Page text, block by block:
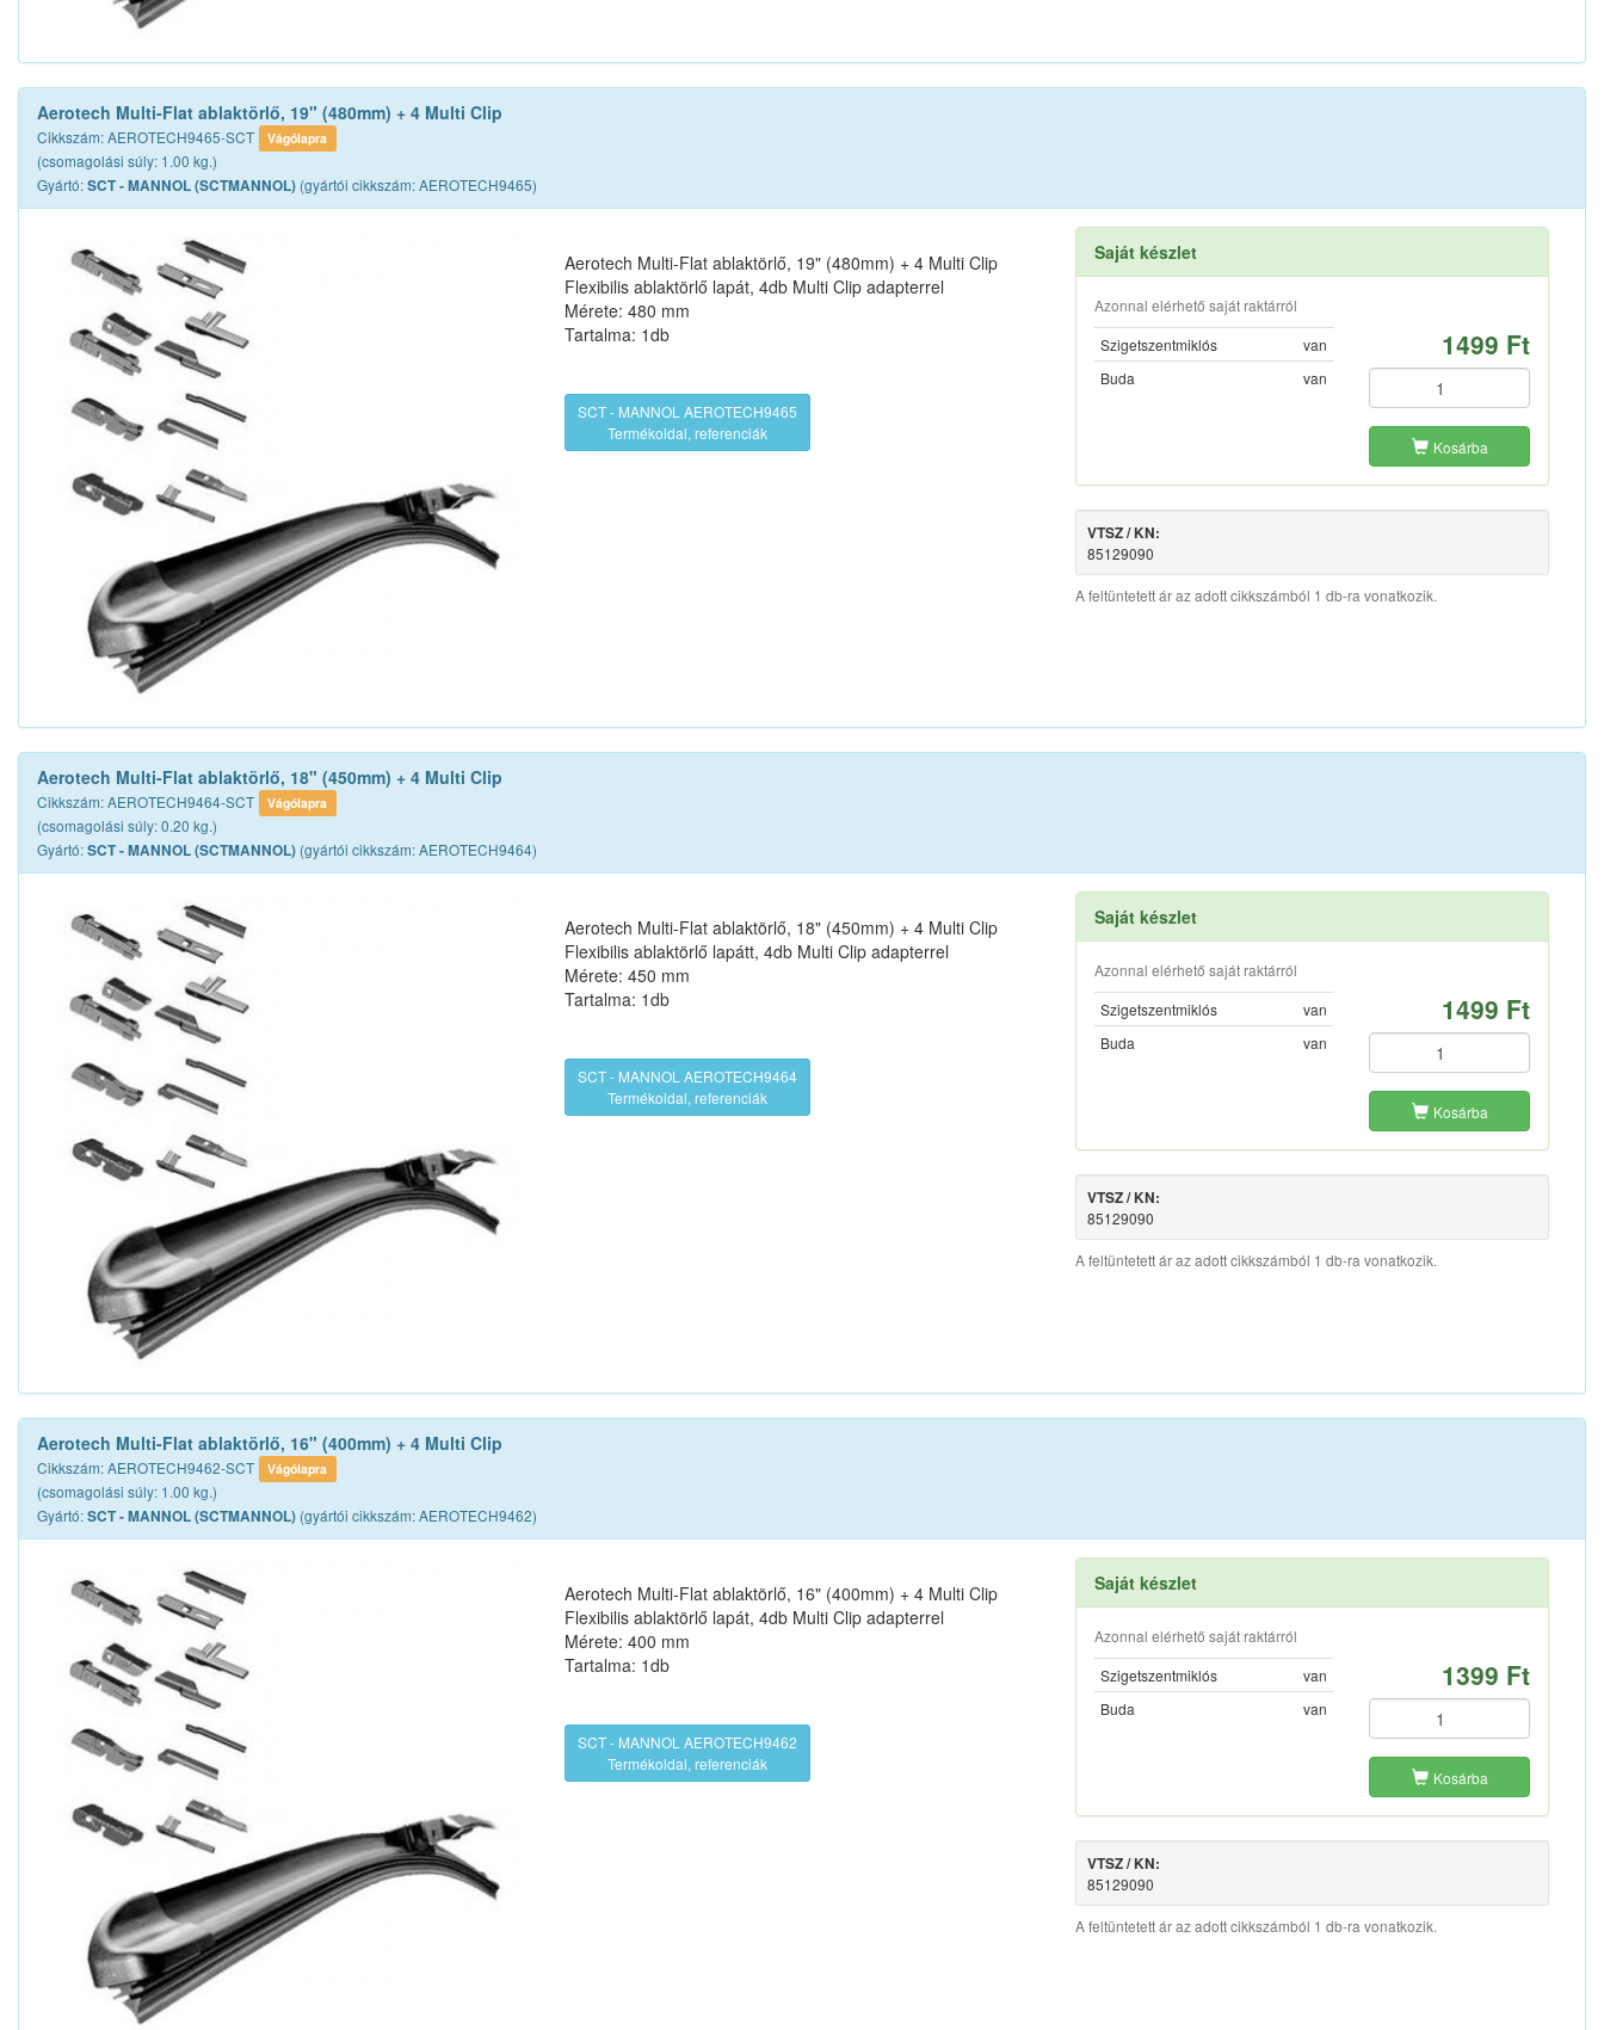
Aerotech Multi-Flat ablaktörlő, 19" (480mm) + 4 Multi Clip
Cikkszám: AEROTECH9465-SCT Vágólapra
(csomagolási súly: 1.00 kg.)
Gyártó:SCT - MANNOL (SCTMANNOL) (gyártói cikkszám: AEROTECH9465)
Aerotech Multi-Flat ablaktörlő, 19" (480mm) + 4 Multi Clip
Flexibilis ablaktörlő lapát, 4db Multi Clip adapterrel
Mérete: 480 mm
Tartalma: 1db
SCT - MANNOL AEROTECH9465
Termékoldal, referenciák
Saját készlet
Azonnal elérhető saját raktárról
Szigetszentmiklós
van
Buda
van
1499 Ft
Kosárba
VTSZ / KN:
85129090
A feltüntetett ár az adott cikkszámból 1 db-ra vonatkozik.
Aerotech Multi-Flat ablaktörlő, 18" (450mm) + 4 Multi Clip
Cikkszám: AEROTECH9464-SCT Vágólapra
(csomagolási súly: 0.20 kg.)
Gyártó:SCT - MANNOL (SCTMANNOL) (gyártói cikkszám: AEROTECH9464)
Aerotech Multi-Flat ablaktörlő, 18" (450mm) + 4 Multi Clip
Flexibilis ablaktörlő lapátt, 4db Multi Clip adapterrel
Mérete: 450 mm
Tartalma: 1db
SCT - MANNOL AEROTECH9464
Termékoldal, referenciák
Saját készlet
Azonnal elérhető saját raktárról
Szigetszentmiklós
van
Buda
van
1499 Ft
Kosárba
VTSZ / KN:
85129090
A feltüntetett ár az adott cikkszámból 1 db-ra vonatkozik.
Aerotech Multi-Flat ablaktörlő, 16" (400mm) + 4 Multi Clip
Cikkszám: AEROTECH9462-SCT Vágólapra
(csomagolási súly: 1.00 kg.)
Gyártó:SCT - MANNOL (SCTMANNOL) (gyártói cikkszám: AEROTECH9462)
Aerotech Multi-Flat ablaktörlő, 16" (400mm) + 4 Multi Clip
Flexibilis ablaktörlő lapát, 4db Multi Clip adapterrel
Mérete: 400 mm
Tartalma: 1db
SCT - MANNOL AEROTECH9462
Termékoldal, referenciák
Saját készlet
Azonnal elérhető saját raktárról
Szigetszentmiklós
van
Buda
van
1399 Ft
Kosárba
VTSZ / KN:
85129090
A feltüntetett ár az adott cikkszámból 1 db-ra vonatkozik.